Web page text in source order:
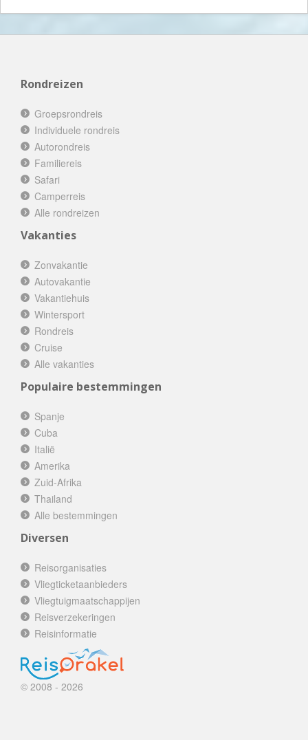
Rondreizen
Groepsrondreis
Individuele rondreis
Autorondreis
Familiereis
Safari
Camperreis
Alle rondreizen
Vakanties
Zonvakantie
Autovakantie
Vakantiehuis
Wintersport
Rondreis
Cruise
Alle vakanties
Populaire bestemmingen
Spanje
Cuba
Italië
Amerika
Zuid-Afrika
Thailand
Alle bestemmingen
Diversen
Reisorganisaties
Vliegticketaanbieders
Vliegtuigmaatschappijen
Reisverzekeringen
Reisinformatie
© 2008 - 2026